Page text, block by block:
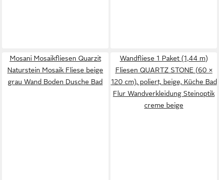
Mosani Mosaikfliesen Quarzit
Naturstein Mosaik Fliese beige
grau Wand Boden Dusche Bad
Wandfliese 1 Paket (1,44 m)
Fliesen QUARTZ STONE (60 ×
120 cm), poliert, beige, Küche Bad
Flur Wandverkleidung Steinoptik
creme beige